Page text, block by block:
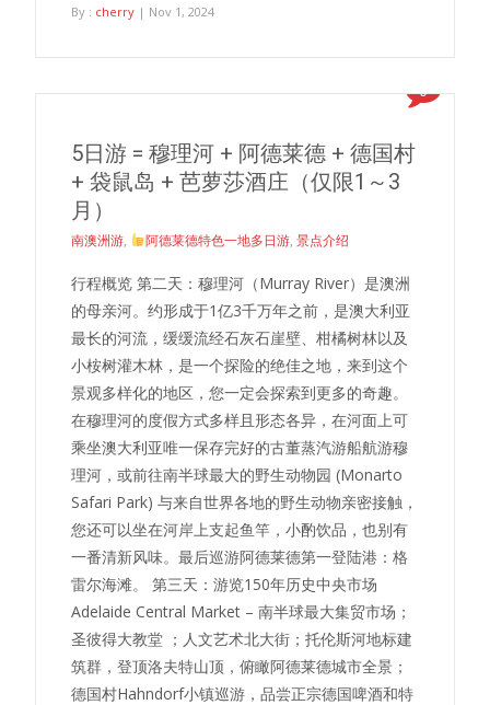
By : cherry | Nov 1, 2024
0
5日游 = 穆理河 + 阿德莱德 + 德国村
+ 袋鼠岛 + 芭萝莎酒庄（仅限1～3
月）
南澳洲游, 阿德莱德特色一地多日游, 景点介绍
行程概览 第二天：穆理河（Murray River）是澳洲
的母亲河。约形成于1亿3千万年之前，是澳大利亚
最长的河流，缓缓流经石灰石崖壁、柑橘树林以及
小桉树灌木林，是一个探险的绝佳之地，来到这个
景观多样化的地区，您一定会探索到更多的奇趣。
在穆理河的度假方式多样且形态各异，在河面上可
乘坐澳大利亚唯一保存完好的古董蒸汽游船航游穆
理河，或前往南半球最大的野生动物园 (Monarto
Safari Park) 与来自世界各地的野生动物亲密接触，
您还可以坐在河岸上支起鱼竿，小酌饮品，也别有
一番清新风味。最后巡游阿德莱德第一登陆港：格
雷尔海滩。 第三天：游览150年历史中央市场
Adelaide Central Market – 南半球最大集贸市场；
圣彼得大教堂 ；人文艺术北大街；托伦斯河地标建
筑群，登顶洛夫特山顶，俯瞰阿德莱德城市全景；
德国村Hahndorf小镇巡游，品尝正宗德国啤酒和特